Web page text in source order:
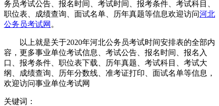
务员考试公告、报名时间、考试时间、报考条件、考试科目、
职位表、成绩查询、面试名单、历年真题等信息欢迎访问河北
公务员考试网 。
以上就是关于2020年河北公务员考试时间安排表的全部内
容，更多事业单位考试信息、考试公告、报名时间、报名入
口、报考条件、职位表下载、历年真题、考试科目、考试大
纲、成绩查询、历年分数线、准考证打印、面试名单等信息，
欢迎访问事业单位考试网
关键词：